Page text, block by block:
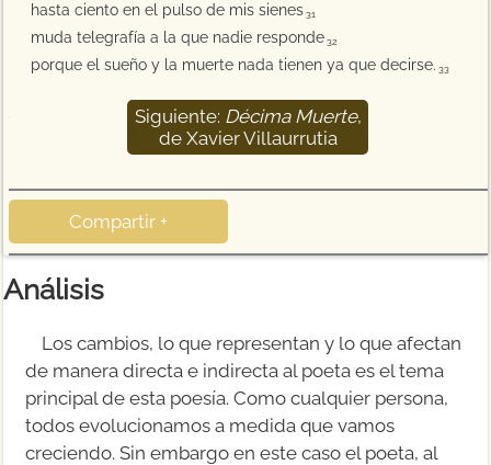
hasta ciento en el pulso de mis sienes 31
muda telegrafía a la que nadie responde 32
porque el sueño y la muerte nada tienen ya que decirse. 33
Siguiente: Décima Muerte,
de Xavier Villaurrutia
Compartir +
Análisis
Los cambios, lo que representan y lo que afectan
de manera directa e indirecta al poeta es el tema
principal de esta poesía. Como cualquier persona,
todos evolucionamos a medida que vamos
creciendo. Sin embargo en este caso el poeta, al